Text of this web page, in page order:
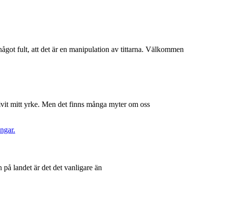
fult, att det är en manipulation av tittarna. Välkommen
mitt yrke. Men det finns många myter om oss
landet är det det vanligare än